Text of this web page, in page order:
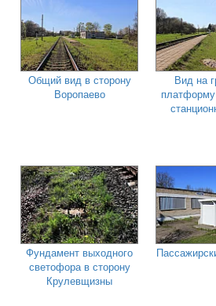
Общий вид в сторону
Воропаево
Вид на
Фундамент выходного
светофора в сторону
Крулевщизны